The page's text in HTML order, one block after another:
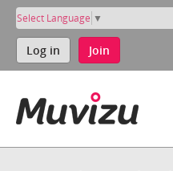
Select Language ▼
Log in Join